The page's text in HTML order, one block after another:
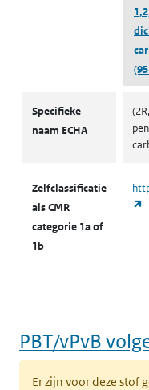
Specifieke
naam ECHA
Zelfclassificatie
als CMR
categorie 1a of
1b
PBT/vPvB
Er zijn voor deze stof